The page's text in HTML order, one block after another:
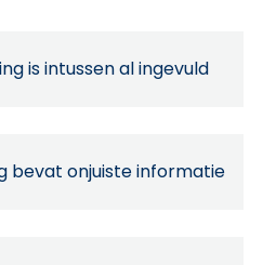
is intussen al ingevuld
bevat onjuiste informatie